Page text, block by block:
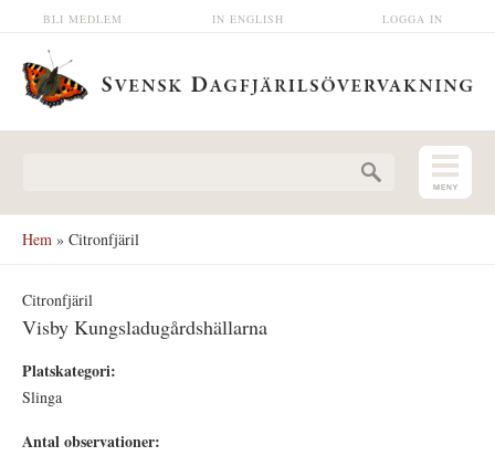
Hoppa till huvudinnehåll LOGGA IN
IN ENGLISH
BLI MEDLEM
Hem » Citronfjäril
Citronfjäril
Visby Kungsladugårdshällarna
Platskategori:
Slinga
Antal observationer: